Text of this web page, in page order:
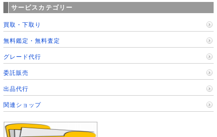
サービスカテゴリー
買取・下取り
無料鑑定・無料査定
グレード代行
委託販売
出品代行
関連ショップ